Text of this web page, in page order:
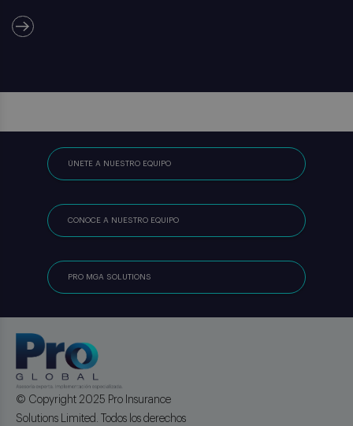
ÚNETE A NUESTRO EQUIPO
CONOCE A NUESTRO EQUIPO
PRO MGA SOLUTIONS
© Copyright 2025 Pro Insurance
Solutions Limited. Todos los derechos